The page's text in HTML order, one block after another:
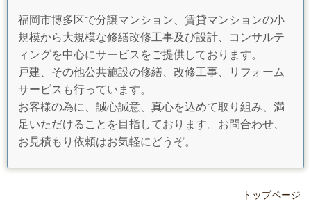
福岡市博多区で分譲マンション、賃貸マンションの小
規模から大規模な修繕改修工事及び設計、コンサルテ
ィングを中心にサービスをご提供しております。
戸建、その他公共施設の修繕、改修工事、リフォーム
サービスも行っています。
お客様の為に、誠心誠意、真心を込めて取り組み、満
足いただけることを目指しております。お問合わせ、
お見積もり依頼はお気軽にどうぞ。
トップページ